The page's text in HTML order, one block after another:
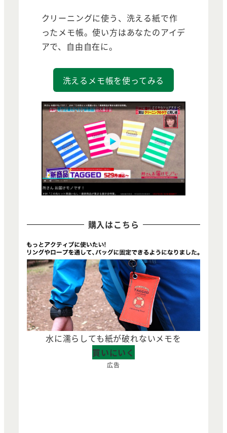
クリーニングに使う、洗える紙で作
ったメモ帳。使い方はあなたのアイデ
アで、自由自在に。
洗えるメモ帳を使ってみる
購入はこちら
水に濡らしても紙が破れないメモを
買いにいく
広告